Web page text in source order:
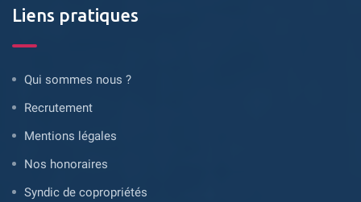
Liens pratiques
Qui sommes nous ?
Recrutement
Mentions légales
Nos honoraires
Syndic de copropriétés